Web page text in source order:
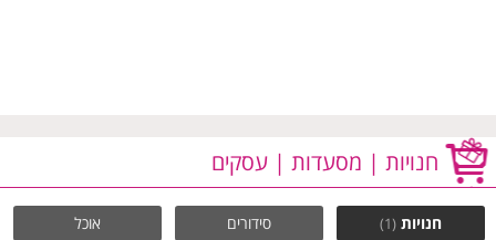
חנויות | מסעדות | עסקים
חנויות(1) סידורים אוכל